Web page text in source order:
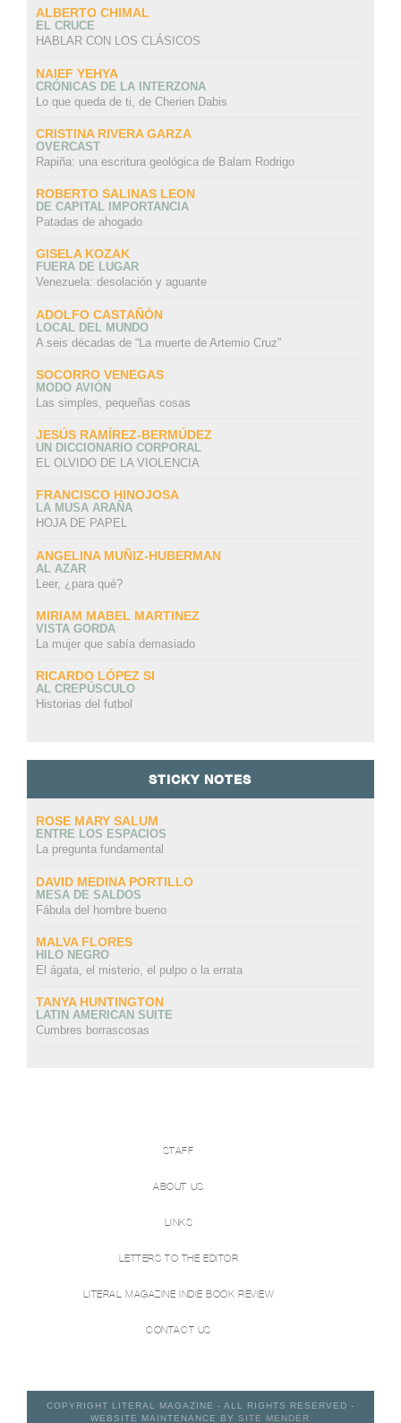
ALBERTO CHIMAL
EL CRUCE
HABLAR CON LOS CLÁSICOS
NAIEF YEHYA
CRÓNICAS DE LA INTERZONA
Lo que queda de ti, de Cherien Dabis
CRISTINA RIVERA GARZA
OVERCAST
Rapiña: una escritura geológica de Balam Rodrigo
ROBERTO SALINAS LEON
DE CAPITAL IMPORTANCIA
Patadas de ahogado
GISELA KOZAK
FUERA DE LUGAR
Venezuela: desolación y aguante
ADOLFO CASTAÑÓN
LOCAL DEL MUNDO
A seis décadas de “La muerte de Artemio Cruz”
SOCORRO VENEGAS
MODO AVIÓN
Las simples, pequeñas cosas
JESÚS RAMÍREZ-BERMÚDEZ
UN DICCIONARIO CORPORAL
EL OLVIDO DE LA VIOLENCIA
FRANCISCO HINOJOSA
LA MUSA ARAÑA
HOJA DE PAPEL
ANGELINA MUÑIZ-HUBERMAN
AL AZAR
Leer, ¿para qué?
MIRIAM MABEL MARTINEZ
VISTA GORDA
La mujer que sabía demasiado
RICARDO LÓPEZ SI
AL CREPÚSCULO
Historias del futbol
STICKY NOTES
ROSE MARY SALUM
ENTRE LOS ESPACIOS
La pregunta fundamental
DAVID MEDINA PORTILLO
MESA DE SALDOS
Fábula del hombre bueno
MALVA FLORES
HILO NEGRO
El ágata, el misterio, el pulpo o la errata
TANYA HUNTINGTON
LATIN AMERICAN SUITE
Cumbres borrascosas
STAFF
ABOUT US
LINKS
LETTERS TO THE EDITOR
LITERAL MAGAZINE INDIE BOOK REVIEW
CONTACT US
COPYRIGHT LITERAL MAGAZINE - ALL RIGHTS RESERVED -
WEBSITE MAINTENANCE BYSITE MENDER